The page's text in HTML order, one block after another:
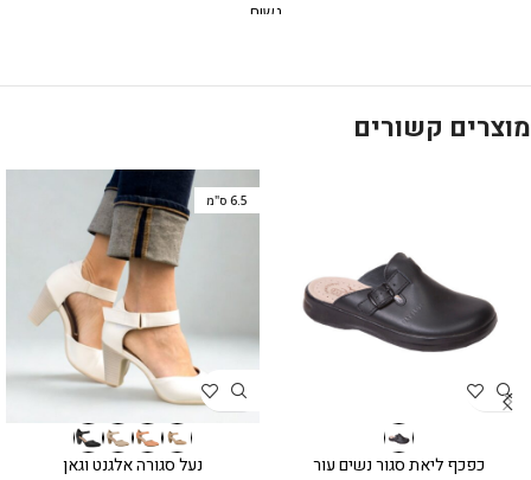
נשים
מוצרים קשורים
כפכף ליאת סגור נשים עור
6.5 ס"מ
נעל סגורה אלגנט וגאן